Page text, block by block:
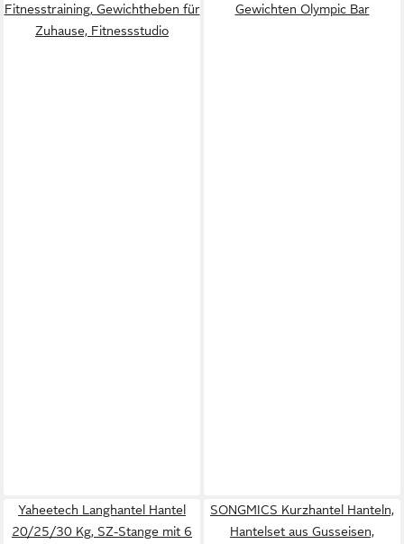
Fitnesstraining, Gewichtheben für
Zuhause, Fitnessstudio
Gewichten Olympic Bar
Yaheetech Langhantel Hantel
20/25/30 Kg, SZ-Stange mit 6
SONGMICS Kurzhantel Hanteln,
Hantelset aus Gusseisen,